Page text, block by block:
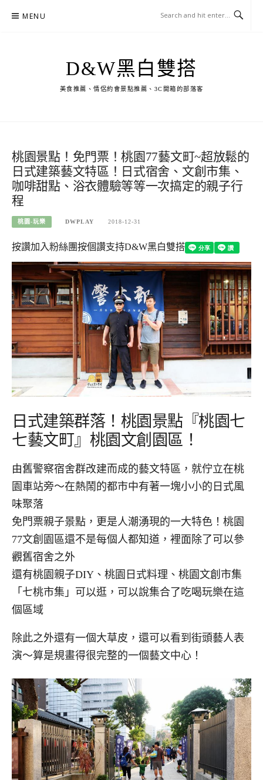
MENU
D&W黑白雙搭
美食推薦、情侶約會景點推薦、3C開箱的部落客
桃園景點！免門票！桃園77藝文町~超放鬆的
日式建築藝文特區！日式宿舍、文創市集、
咖啡甜點、浴衣體驗等等一次搞定的親子行
程
桃園-玩樂 DWPLAY 2018-12-31
按讚加入粉絲團按個讚支持D&W黑白雙搭
日式建築群落！桃園景點『桃園七
七藝文町』桃園文創園區！
由舊警察宿舍群改建而成的藝文特區，就佇立在桃
園車站旁～在熱鬧的都市中有著一塊小小的日式風
味聚落
免門票親子景點，更是人潮湧現的一大特色！桃園
77文創園區還不是每個人都知道，裡面除了可以參
觀舊宿舍之外
還有桃園親子DIY、桃園日式料理、桃園文創市集
「七桃市集」可以逛，可以說集合了吃喝玩樂在這
個區域
除此之外還有一個大草皮，還可以看到街頭藝人表
演～算是規畫得很完整的一個藝文中心！